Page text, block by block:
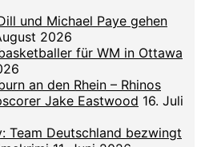
und Michael Paye gehen
2026
für WM in Ottawa
an den Rhein – Rhinos
Jake Eastwood 16. Juli
Team Deutschland bezwingt